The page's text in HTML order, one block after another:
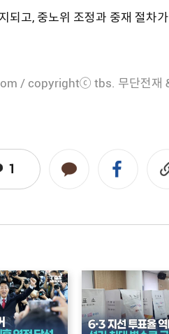
되고, 중노위 조정과 중재 절차
/ copyrightⓒ tbs. 무단전재
1